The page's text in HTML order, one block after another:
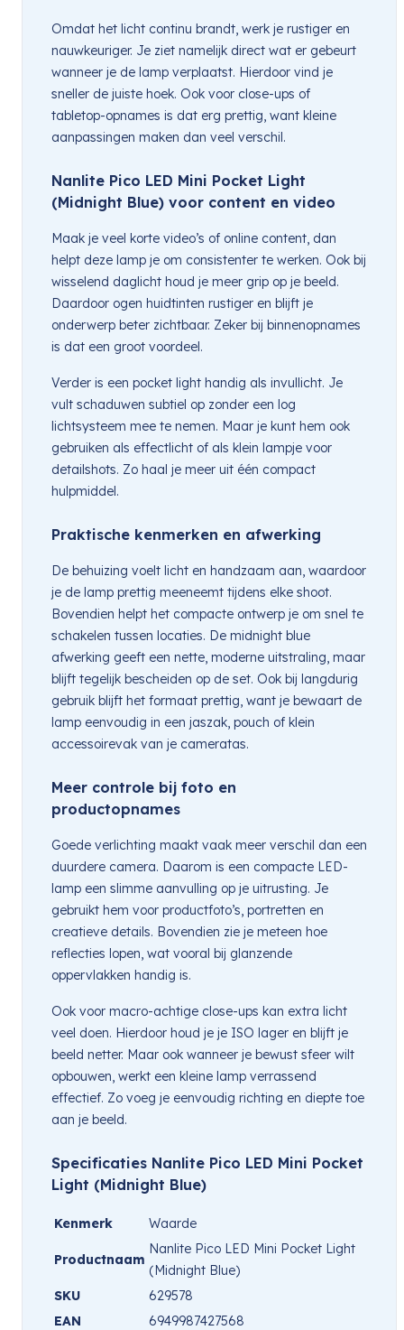
Omdat het licht continu brandt, werk je rustiger en
nauwkeuriger. Je ziet namelijk direct wat er gebeurt
wanneer je de lamp verplaatst. Hierdoor vind je
sneller de juiste hoek. Ook voor close-ups of
tabletop-opnames is dat erg prettig, want kleine
aanpassingen maken dan veel verschil.
Nanlite Pico LED Mini Pocket Light
(Midnight Blue) voor content en video
Maak je veel korte video’s of online content, dan
helpt deze lamp je om consistenter te werken. Ook bij
wisselend daglicht houd je meer grip op je beeld.
Daardoor ogen huidtinten rustiger en blijft je
onderwerp beter zichtbaar. Zeker bij binnenopnames
is dat een groot voordeel.
Verder is een pocket light handig als invullicht. Je
vult schaduwen subtiel op zonder een log
lichtsysteem mee te nemen. Maar je kunt hem ook
gebruiken als effectlicht of als klein lampje voor
detailshots. Zo haal je meer uit één compact
hulpmiddel.
Praktische kenmerken en afwerking
De behuizing voelt licht en handzaam aan, waardoor
je de lamp prettig meeneemt tijdens elke shoot.
Bovendien helpt het compacte ontwerp je om snel te
schakelen tussen locaties. De midnight blue
afwerking geeft een nette, moderne uitstraling, maar
blijft tegelijk bescheiden op de set. Ook bij langdurig
gebruik blijft het formaat prettig, want je bewaart de
lamp eenvoudig in een jaszak, pouch of klein
accessoirevak van je cameratas.
Meer controle bij foto en
productopnames
Goede verlichting maakt vaak meer verschil dan een
duurdere camera. Daarom is een compacte LED-
lamp een slimme aanvulling op je uitrusting. Je
gebruikt hem voor productfoto’s, portretten en
creatieve details. Bovendien zie je meteen hoe
reflecties lopen, wat vooral bij glanzende
oppervlakken handig is.
Ook voor macro-achtige close-ups kan extra licht
veel doen. Hierdoor houd je je ISO lager en blijft je
beeld netter. Maar ook wanneer je bewust sfeer wilt
opbouwen, werkt een kleine lamp verrassend
effectief. Zo voeg je eenvoudig richting en diepte toe
aan je beeld.
Specificaties Nanlite Pico LED Mini Pocket
Light (Midnight Blue)
Kenmerk Waarde
Productnaam
Nanlite Pico LED Mini Pocket Light
(Midnight Blue)
SKU
629578
EAN
6949987427568